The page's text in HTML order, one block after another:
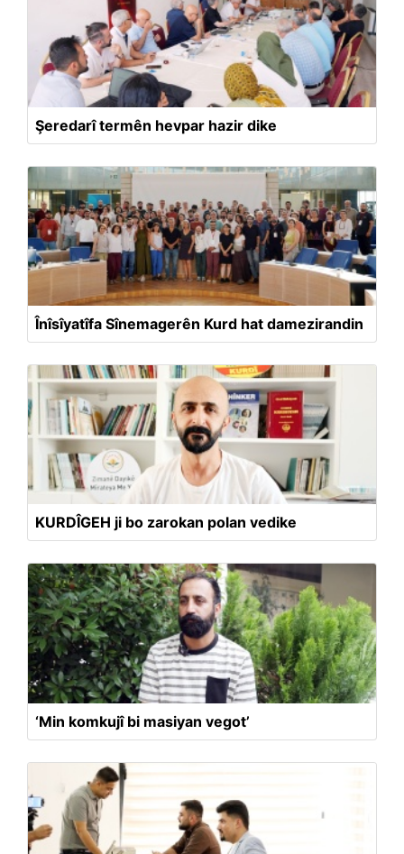
Şeredarî termên hevpar hazir dike
Înîsîyatîfa Sînemagerên Kurd hat damezirandin
KURDÎGEH ji bo zarokan polan vedike
‘Min komkujî bi masiyan vegot’